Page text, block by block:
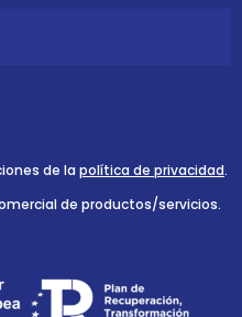
de la política de privacidad.
de productos/servicios.